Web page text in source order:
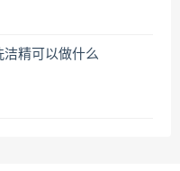
精可以做什么